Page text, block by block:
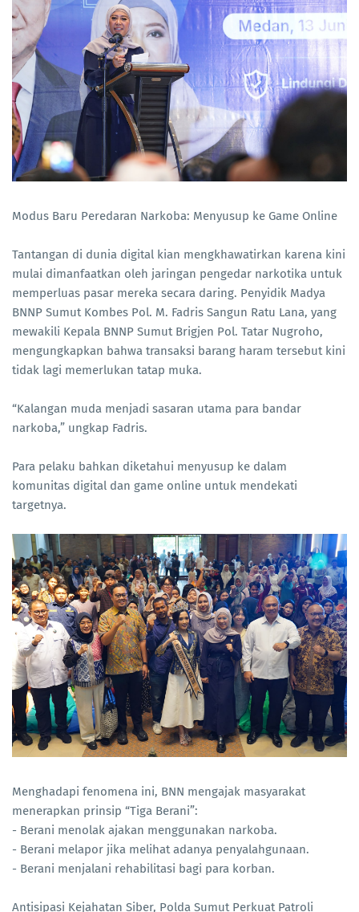
Modus Baru Peredaran Narkoba: Menyusup ke Game Online
Tantangan di dunia digital kian mengkhawatirkan karena kini
mulai dimanfaatkan oleh jaringan pengedar narkotika untuk
memperluas pasar mereka secara daring. Penyidik Madya
BNNP Sumut Kombes Pol. M. Fadris Sangun Ratu Lana, yang
mewakili Kepala BNNP Sumut Brigjen Pol. Tatar Nugroho,
mengungkapkan bahwa transaksi barang haram tersebut kini
tidak lagi memerlukan tatap muka.
“Kalangan muda menjadi sasaran utama para bandar
narkoba,” ungkap Fadris.
Para pelaku bahkan diketahui menyusup ke dalam
komunitas digital dan game online untuk mendekati
targetnya.
Menghadapi fenomena ini, BNN mengajak masyarakat
menerapkan prinsip “Tiga Berani”:
- Berani menolak ajakan menggunakan narkoba.
- Berani melapor jika melihat adanya penyalahgunaan.
- Berani menjalani rehabilitasi bagi para korban.
Antisipasi Kejahatan Siber, Polda Sumut Perkuat Patroli